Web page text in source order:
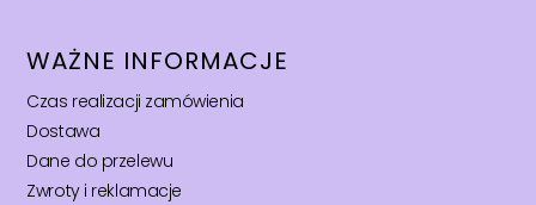
WAŻNE INFORMACJE
Czas realizacji zamówienia
Dostawa
Dane do przelewu
Zwroty i reklamacje